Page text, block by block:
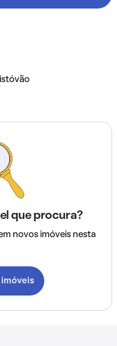
que procura?
novos imóveis nesta